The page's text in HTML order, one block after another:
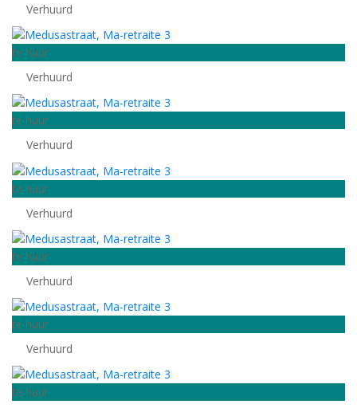
Verhuurd
te huur
Verhuurd
te huur
Verhuurd
te huur
Verhuurd
te huur
Verhuurd
te huur
Verhuurd
te huur